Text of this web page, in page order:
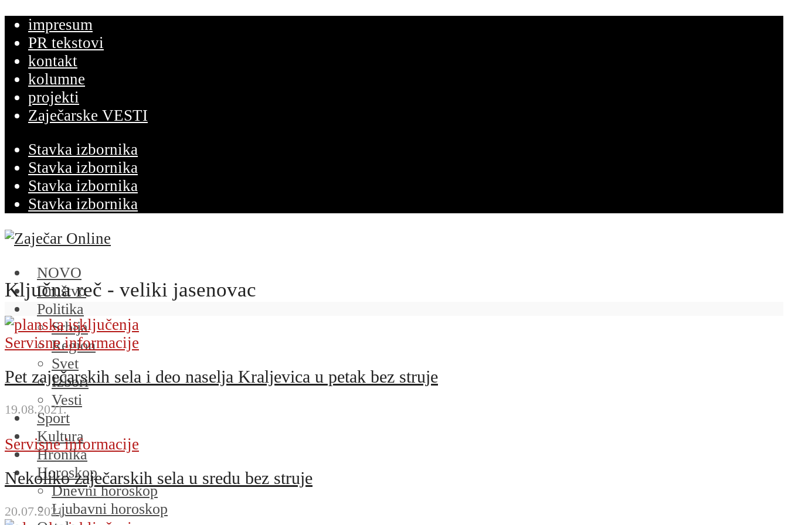
impresum
PR tekstovi
kontakt
kolumne
projekti
Zaječarske VESTI
Stavka izbornika
Stavka izbornika
Stavka izbornika
Stavka izbornika
NOVO
Društvo
Politika
Srbija
Region
Svet
Izbori
Vesti
Sport
Kultura
Hronika
Horoskop
Dnevni horoskop
Ljubavni horoskop
Ključna reč - veliki jasenovac
Servisne informacije
Pet zaječarskih sela i deo naselja Kraljevica u petak bez struje
19.08.2021.
Servisne informacije
Nekoliko zaječarskih sela u sredu bez struje
20.07.2021.